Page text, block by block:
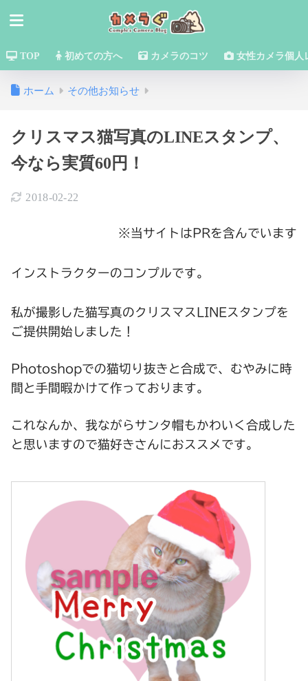
TOP 初めての方へ カメラのコツ 女性カメラ個人
ホーム その他お知らせ
クリスマス猫写真のLINEスタンプ、
今なら実質60円！
2018-02-22
※当サイトはPRを含んでいます
インストラクターのコンプルです。
私が撮影した猫写真のクリスマスLINEスタンプを
ご提供開始しました！
Photoshopでの猫切り抜きと合成で、むやみに時
間と手間暇かけて作っております。
これなんか、我ながらサンタ帽もかわいく合成した
と思いますので猫好きさんにおススメです。